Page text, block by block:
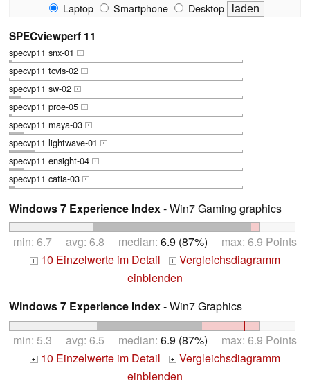
Laptop Smartphone Desktop
SPECviewperf 11
specvp11 snx-01 +
specvp11 tcvis-02 +
specvp11 sw-02 +
specvp11 proe-05 +
specvp11 maya-03 +
specvp11 lightwave-01 +
specvp11 ensight-04 +
specvp11 catia-03 +
Windows 7 Experience Index- Win7 Gaming graphics
min: 6.7 avg: 6.8 median: 6.9 (87%) max: 6.9 Points
+ 10 Einzelwerte im Detail +
Vergleichsdiagramm
einblenden
Windows 7 Experience Index- Win7 Graphics
min: 5.3 avg: 6.5 median: 6.9 (87%) max: 6.9 Points
+ 10 Einzelwerte im Detail +
Vergleichsdiagramm
einblenden